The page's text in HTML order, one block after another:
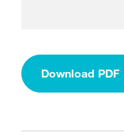
Download PDF